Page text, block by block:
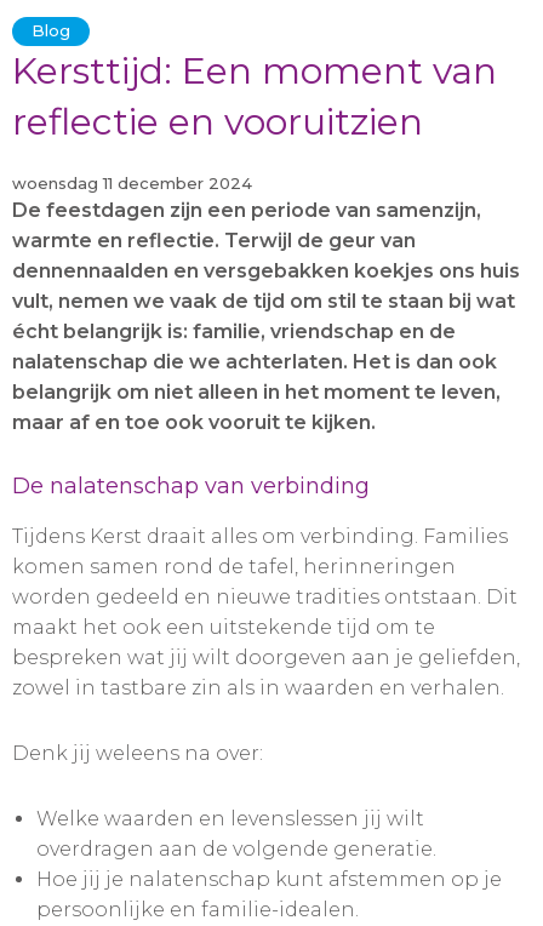
Blog
Kersttijd: Een moment van
reflectie en vooruitzien
woensdag 11 december 2024
De feestdagen zijn een periode van samenzijn,
warmte en reflectie. Terwijl de geur van
dennennaalden en versgebakken koekjes ons huis
vult, nemen we vaak de tijd om stil te staan bij wat
écht belangrijk is: familie, vriendschap en de
nalatenschap die we achterlaten. Het is dan ook
belangrijk om niet alleen in het moment te leven,
maar af en toe ook vooruit te kijken.
De nalatenschap van verbinding
Tijdens Kerst draait alles om verbinding. Families
komen samen rond de tafel, herinneringen
worden gedeeld en nieuwe tradities ontstaan. Dit
maakt het ook een uitstekende tijd om te
bespreken wat jij wilt doorgeven aan je geliefden,
zowel in tastbare zin als in waarden en verhalen.
Denk jij weleens na over:
Welke waarden en levenslessen jij wilt
overdragen aan de volgende generatie.
Hoe jij je nalatenschap kunt afstemmen op je
persoonlijke en familie-idealen.